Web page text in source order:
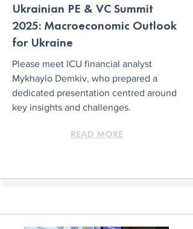
Ukrainian PE & VC Summit
2025: Macroeconomic Outlook
for Ukraine
Please meet ICU financial analyst
Mykhaylo Demkiv, who prepared a
dedicated presentation centred around
key insights and challenges.
READ MORE